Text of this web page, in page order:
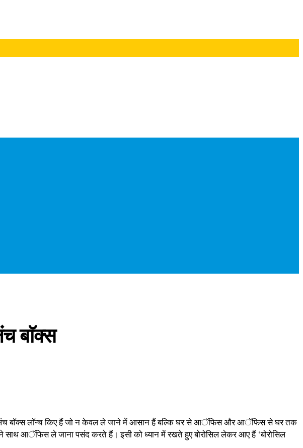
बाॅक्स
लंच बाॅक्स लाॅन्च किए हैं जो न केवल ले जाने में आसान हैं बल्कि घर से आॅफिस और आॅफिस से घर तक
साथ आॅफिस ले जाना पसंद करते हैं। इसी को ध्यान में रखते हुए बोरोसिल लेकर आए हैं ‘बोरोसिल